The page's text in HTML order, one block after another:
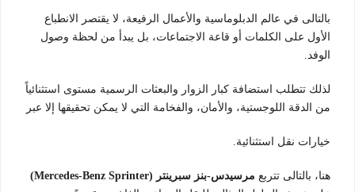
بالتالى في عالم الدبلوماسية والأعمال الرفيعة، لا يقتصر الانطباع
الأول على الكلمات أو قاعة الاجتماعات، بل يبدأ من لحظة وصول
الوفد.
لذلك تتطلب استضافة كبار الزوار والبعثات الرسمية مستوى استثنائياً
من الدقة اللوجستية، والأمان، والفخامة التي لا يمكن تحقيقها إلا عبر
خيارات نقل استثنائية.
هنا، بالتالى تتربع مرسيدس-بنز سبرينتر (Mercedes-Benz Sprinter)